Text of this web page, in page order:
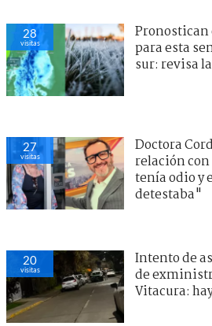
28
visitas
para esta
sur: revisa
27
visitas
Doctora
relación
tenía odio y
detestaba"
20
visitas
Intento de
de
Vitacura: